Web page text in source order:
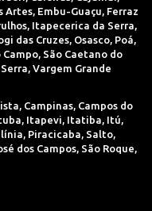
Artes, Embu-Guaçu, Ferraz
, Itapecerica da Serra,
das Cruzes, Osasco, Poá,
Campo, São Caetano do
, Vargem Grande
Campinas Campos do
Itapevi Itatiba Itú
Piracicaba Salto
dos Campos São Roque